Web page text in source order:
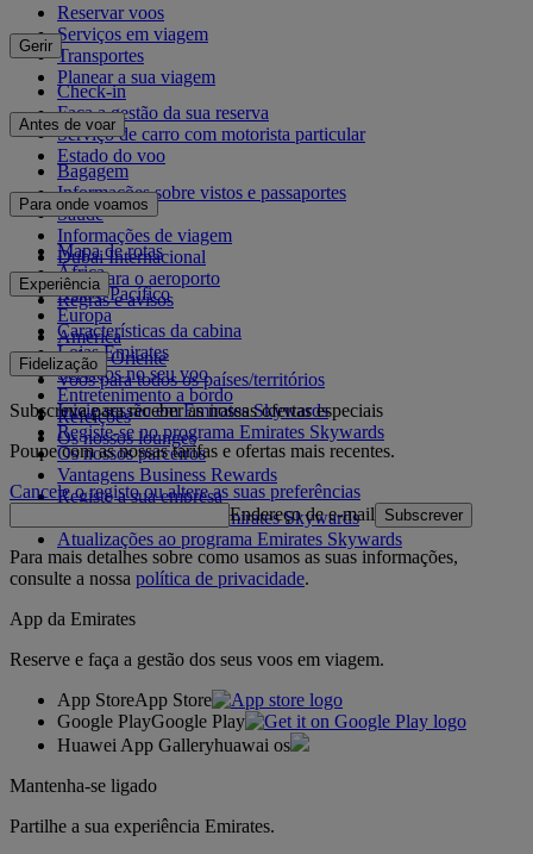
Reservar voos
Serviços em viagem
Transportes
Planear a sua viagem
Gerir
Check-in
Faça a gestão da sua reserva
Serviço de carro com motorista particular
Estado do voo
Antes de voar
Bagagem
Informações sobre vistos e passaportes
Saúde
Informações de viagem
Dubai Internacional
De e para o aeroporto
Regras e avisos
Para onde voamos
Mapa de rotas
África
Ásia e Pacífico
Europa
América
Médio Oriente
Voos para todos os países/territórios
Experiência
Características da cabina
Lojas Emirates
Serviços no seu voo
Entretenimento a bordo
Refeições
Os nossos lounges
Fidelização
Inicie sessão em Emirates Skywards
Registe-se no programa Emirates Skywards
Os nossos parceiros
Vantagens Business Rewards
Registe a sua empresa
Regras do programa Emirates Skywards
Atualizações ao programa Emirates Skywards
Subscreva para receber as nossas ofertas especiais
Poupe com as nossas tarifas e ofertas mais recentes.
Cancele o registo ou altere as suas preferências
Endereço de e-mail
Subscrever
Para mais detalhes sobre como usamos as suas informações,
consulte a nossa política de privacidade.
App da Emirates
Reserve e faça a gestão dos seus voos em viagem.
App StoreApp Store
Google PlayGoogle Play
Huawei App Galleryhuawai os
Mantenha-se ligado
Partilhe a sua experiência Emirates.